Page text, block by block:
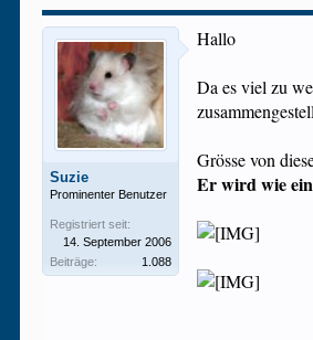
Suzie
Prominenter Benutzer
Registriert seit:
14. September 2006
Beiträge:
1.088
Hallo
Da es viel zu
Grösse von
Er wird wie